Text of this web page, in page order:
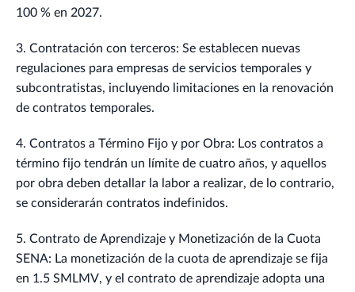
100 % en 2027.
3. Contratación con terceros: Se establecen nuevas
regulaciones para empresas de servicios temporales y
subcontratistas, incluyendo limitaciones en la renovación
de contratos temporales.
4. Contratos a Término Fijo y por Obra: Los contratos a
término fijo tendrán un límite de cuatro años, y aquellos
por obra deben detallar la labor a realizar, de lo contrario,
se considerarán contratos indefinidos.
5. Contrato de Aprendizaje y Monetización de la Cuota
SENA: La monetización de la cuota de aprendizaje se fija
en 1.5 SMLMV, y el contrato de aprendizaje adopta una